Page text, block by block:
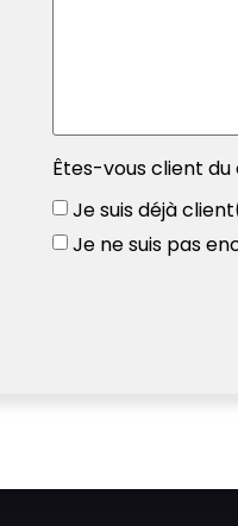
Êtes-vous client
Je suis déjà
Je ne suis pas